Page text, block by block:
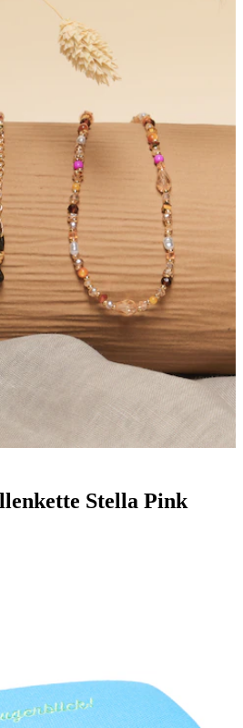
Stella Pink